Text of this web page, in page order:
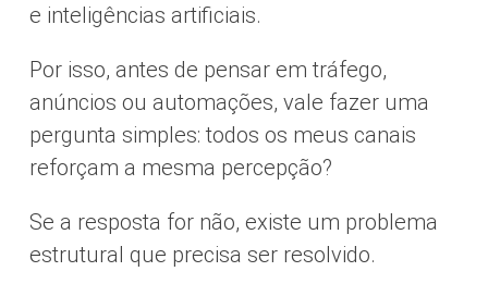
e inteligências artificiais.
Por isso, antes de pensar em tráfego,
anúncios ou automações, vale fazer uma
pergunta simples: todos os meus canais
reforçam a mesma percepção?
Se a resposta for não, existe um problema
estrutural que precisa ser resolvido.